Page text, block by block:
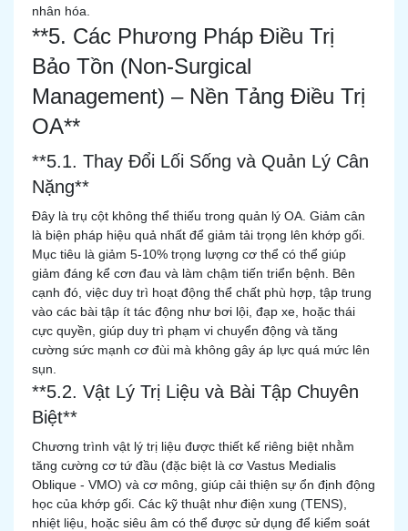
nhân hóa.
**5. Các Phương Pháp Điều Trị
Bảo Tồn (Non-Surgical
Management) – Nền Tảng Điều Trị
OA**
**5.1. Thay Đổi Lối Sống và Quản Lý Cân
Nặng**
Đây là trụ cột không thể thiếu trong quản lý OA. Giảm cân
là biện pháp hiệu quả nhất để giảm tải trọng lên khớp gối.
Mục tiêu là giảm 5-10% trọng lượng cơ thể có thể giúp
giảm đáng kể cơn đau và làm chậm tiến triển bệnh. Bên
cạnh đó, việc duy trì hoạt động thể chất phù hợp, tập trung
vào các bài tập ít tác động như bơi lội, đạp xe, hoặc thái
cực quyền, giúp duy trì phạm vi chuyển động và tăng
cường sức mạnh cơ đùi mà không gây áp lực quá mức lên
sụn.
**5.2. Vật Lý Trị Liệu và Bài Tập Chuyên
Biệt**
Chương trình vật lý trị liệu được thiết kế riêng biệt nhằm
tăng cường cơ tứ đầu (đặc biệt là cơ Vastus Medialis
Oblique - VMO) và cơ mông, giúp cải thiện sự ổn định động
học của khớp gối. Các kỹ thuật như điện xung (TENS),
nhiệt liệu, hoặc siêu âm có thể được sử dụng để kiểm soát